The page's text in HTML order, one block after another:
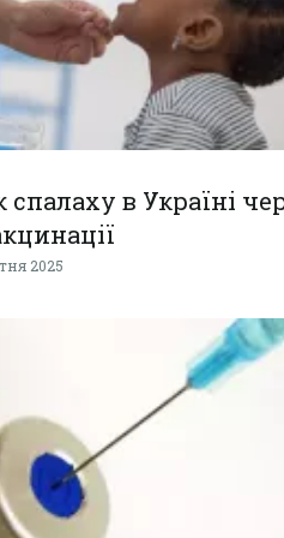
спалаху в Україні
2025